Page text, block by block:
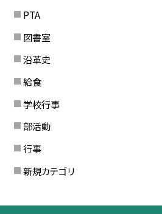
PTA
図書室
沿革史
給食
学校行事
部活動
行事
新規カテゴリ